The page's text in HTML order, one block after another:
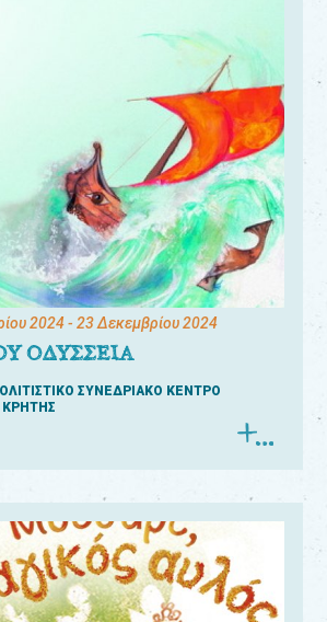
2024- 23 Δεκεμβρίου 2024
ΟΔΥΣΣΕΙΑ
ΣΥΝΕΔΡΙΑΚΟ ΚΕΝΤΡΟ
ΚΡΗΤΗΣ